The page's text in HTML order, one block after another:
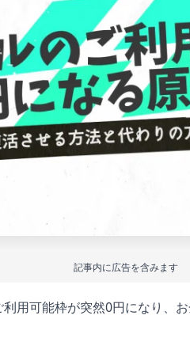
記事内に広告を含みます
用可能枠が突然0円になり、